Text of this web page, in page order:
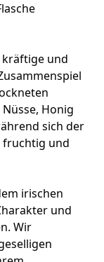
kräftige und
Honig
sich der
fruchtig und
irischen
und
Wir